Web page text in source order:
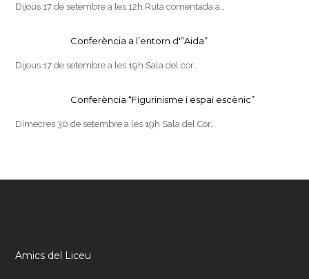
Dijous 17 de setembre a les 12h Ruta comentada a…
Conferència a l’entorn d'”Aida”
Dijous 17 de setembre a les 19h Sala del cor…
Conferència “Figurinisme i espai escènic”
Dimecres 30 de setembre a les 19h Sala del Cor…
Amics del Liceu